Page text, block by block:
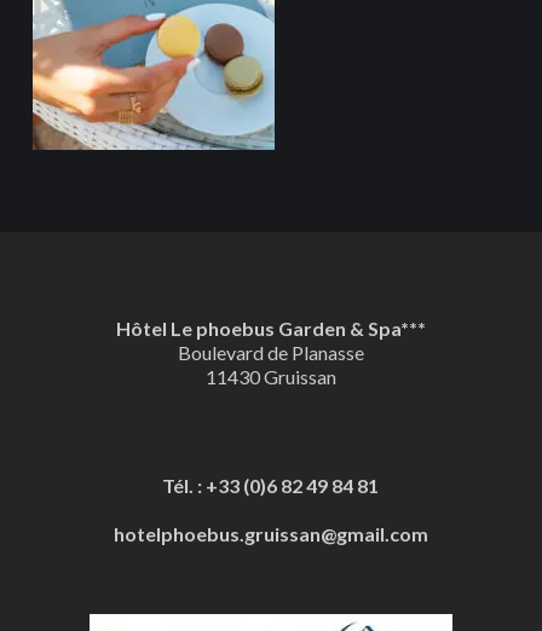
Hôtel Le phoebus Garden & Spa***
Boulevard de Planasse
11430 Gruissan
Tél. : +33 (0)6 82 49 84 81
hotelphoebus.gruissan@gmail.com